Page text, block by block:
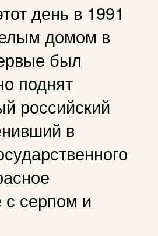
день в 1991
домом в
был
поднят
российский
в
серпом и